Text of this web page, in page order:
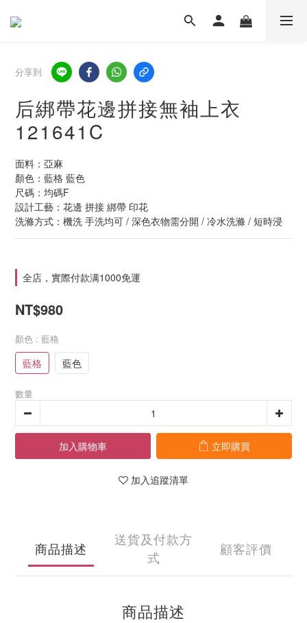
分享到
后綁帶花邊拼接無袖上衣
121641C
面料：亞麻
顏色：藍格 藍色
尺碼：均碼F
設計工藝：花邊 拼接 綁帶 印花
洗滌方式：機洗 手洗均可 / 深色衣物需分開 / 冷水洗滌 / 短時浸
全店，實際付款满1000免運
NT$980
顏色 : 藍格
藍格 藍色
數量
加入購物車 立即購買
加入追蹤清單
商品描述
送貨及付款方
式
顧客評價
商品描述